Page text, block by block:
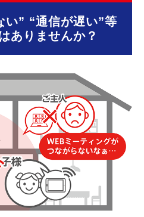
” “通信が遅い”等
ありませんか？